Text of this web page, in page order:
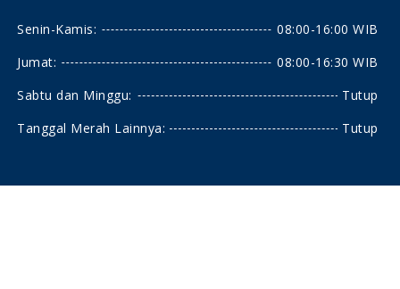
Senin-Kamis:
08:00-16:00 WIB
Jumat:
08:00-16:30 WIB
Sabtu dan Minggu:
Tutup
Tanggal Merah Lainnya:
Tutup